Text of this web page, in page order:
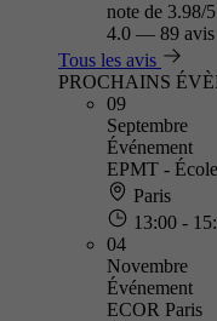
note de 3.98/5
4.0 — 89 avis
Tous les avis
PROCHAINS
09
Septembre
Événement
EPMT -
Paris
13:00 -
04
Novembre
Événement
ECOR Paris